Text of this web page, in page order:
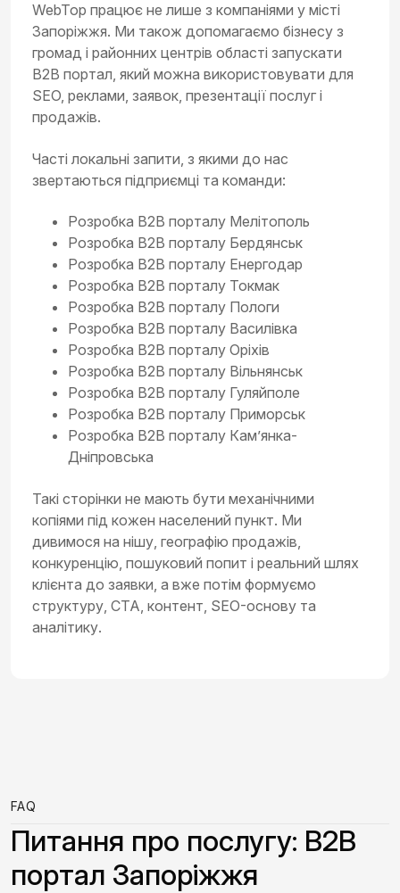
WebTop працює не лише з компаніями у місті
Запоріжжя. Ми також допомагаємо бізнесу з
громад і районних центрів області запускати
B2B портал, який можна використовувати для
SEO, реклами, заявок, презентації послуг і
продажів.
Часті локальні запити, з якими до нас
звертаються підприємці та команди:
Розробка B2B порталу Мелітополь
Розробка B2B порталу Бердянськ
Розробка B2B порталу Енергодар
Розробка B2B порталу Токмак
Розробка B2B порталу Пологи
Розробка B2B порталу Василівка
Розробка B2B порталу Оріхів
Розробка B2B порталу Вільнянськ
Розробка B2B порталу Гуляйполе
Розробка B2B порталу Приморськ
Розробка B2B порталу Кам’янка-
Дніпровська
Такі сторінки не мають бути механічними
копіями під кожен населений пункт. Ми
дивимося на нішу, географію продажів,
конкуренцію, пошуковий попит і реальний шлях
клієнта до заявки, а вже потім формуємо
структуру, CTA, контент, SEO-основу та
аналітику.
FAQ
Питання про послугу: B2B
портал Запоріжжя